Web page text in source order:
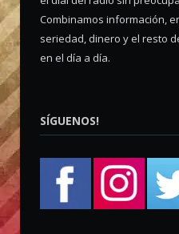
Combinamos información,
seriedad, dinero y el resto
en el día a día.
SÍGUENOS!